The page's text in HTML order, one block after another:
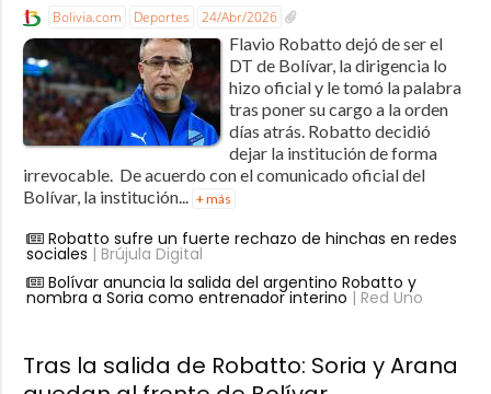
Bolivia.com Deportes 24/Abr/2026
Flavio Robatto dejó de ser el
DT de Bolívar, la dirigencia lo
hizo oficial y le tomó la palabra
tras poner su cargo a la orden
días atrás. Robatto decidió
dejar la institución de forma
irrevocable. De acuerdo con el comunicado oficial del
Bolívar, la institución...
+ más
Robatto sufre un fuerte rechazo de hinchas en redes
sociales | Brújula Digital
Bolívar anuncia la salida del argentino Robatto y
nombra a Soria como entrenador interino | Red Uno
Tras la salida de Robatto: Soria y Arana